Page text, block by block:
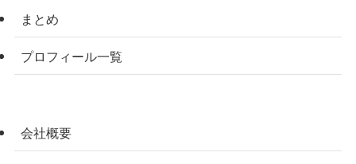
まとめ
プロフィール一覧
会社概要